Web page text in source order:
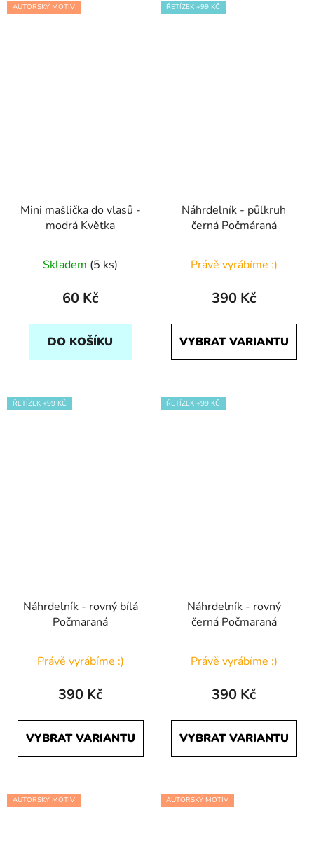
AUTORSKÝ MOTIV
Mini mašlička do vlasů -
modrá Květka
Skladem (5 ks)
60 Kč
DO KOŠÍKU
ŘETÍZEK +99 KČ
Náhrdelník - půlkruh
černá Počmáraná
Právě vyrábíme :)
390 Kč
VYBRAT VARIANTU
ŘETÍZEK +99 KČ
Náhrdelník - rovný bílá
Počmaraná
Právě vyrábíme :)
390 Kč
VYBRAT VARIANTU
ŘETÍZEK +99 KČ
Náhrdelník - rovný
černá Počmaraná
Právě vyrábíme :)
390 Kč
VYBRAT VARIANTU
AUTORSKÝ MOTIV AUTORSKÝ MOTIV